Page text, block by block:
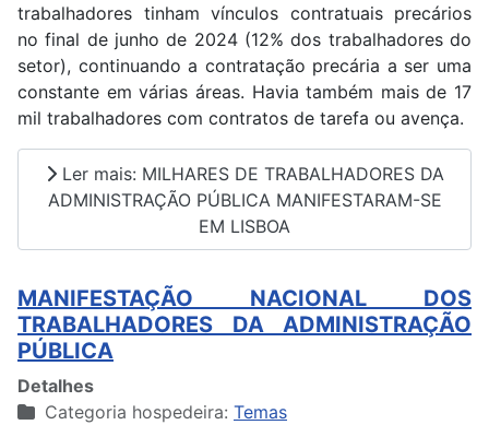
trabalhadores tinham vínculos contratuais precários
no final de junho de 2024 (12% dos trabalhadores do
setor), continuando a contratação precária a ser uma
constante em várias áreas. Havia também mais de 17
mil trabalhadores com contratos de tarefa ou avença.
Ler mais: MILHARES DE TRABALHADORES DA
ADMINISTRAÇÃO PÚBLICA MANIFESTARAM-SE
EM LISBOA
MANIFESTAÇÃO NACIONAL DOS
TRABALHADORES DA ADMINISTRAÇÃO
PÚBLICA
Detalhes
Categoria hospedeira: Temas